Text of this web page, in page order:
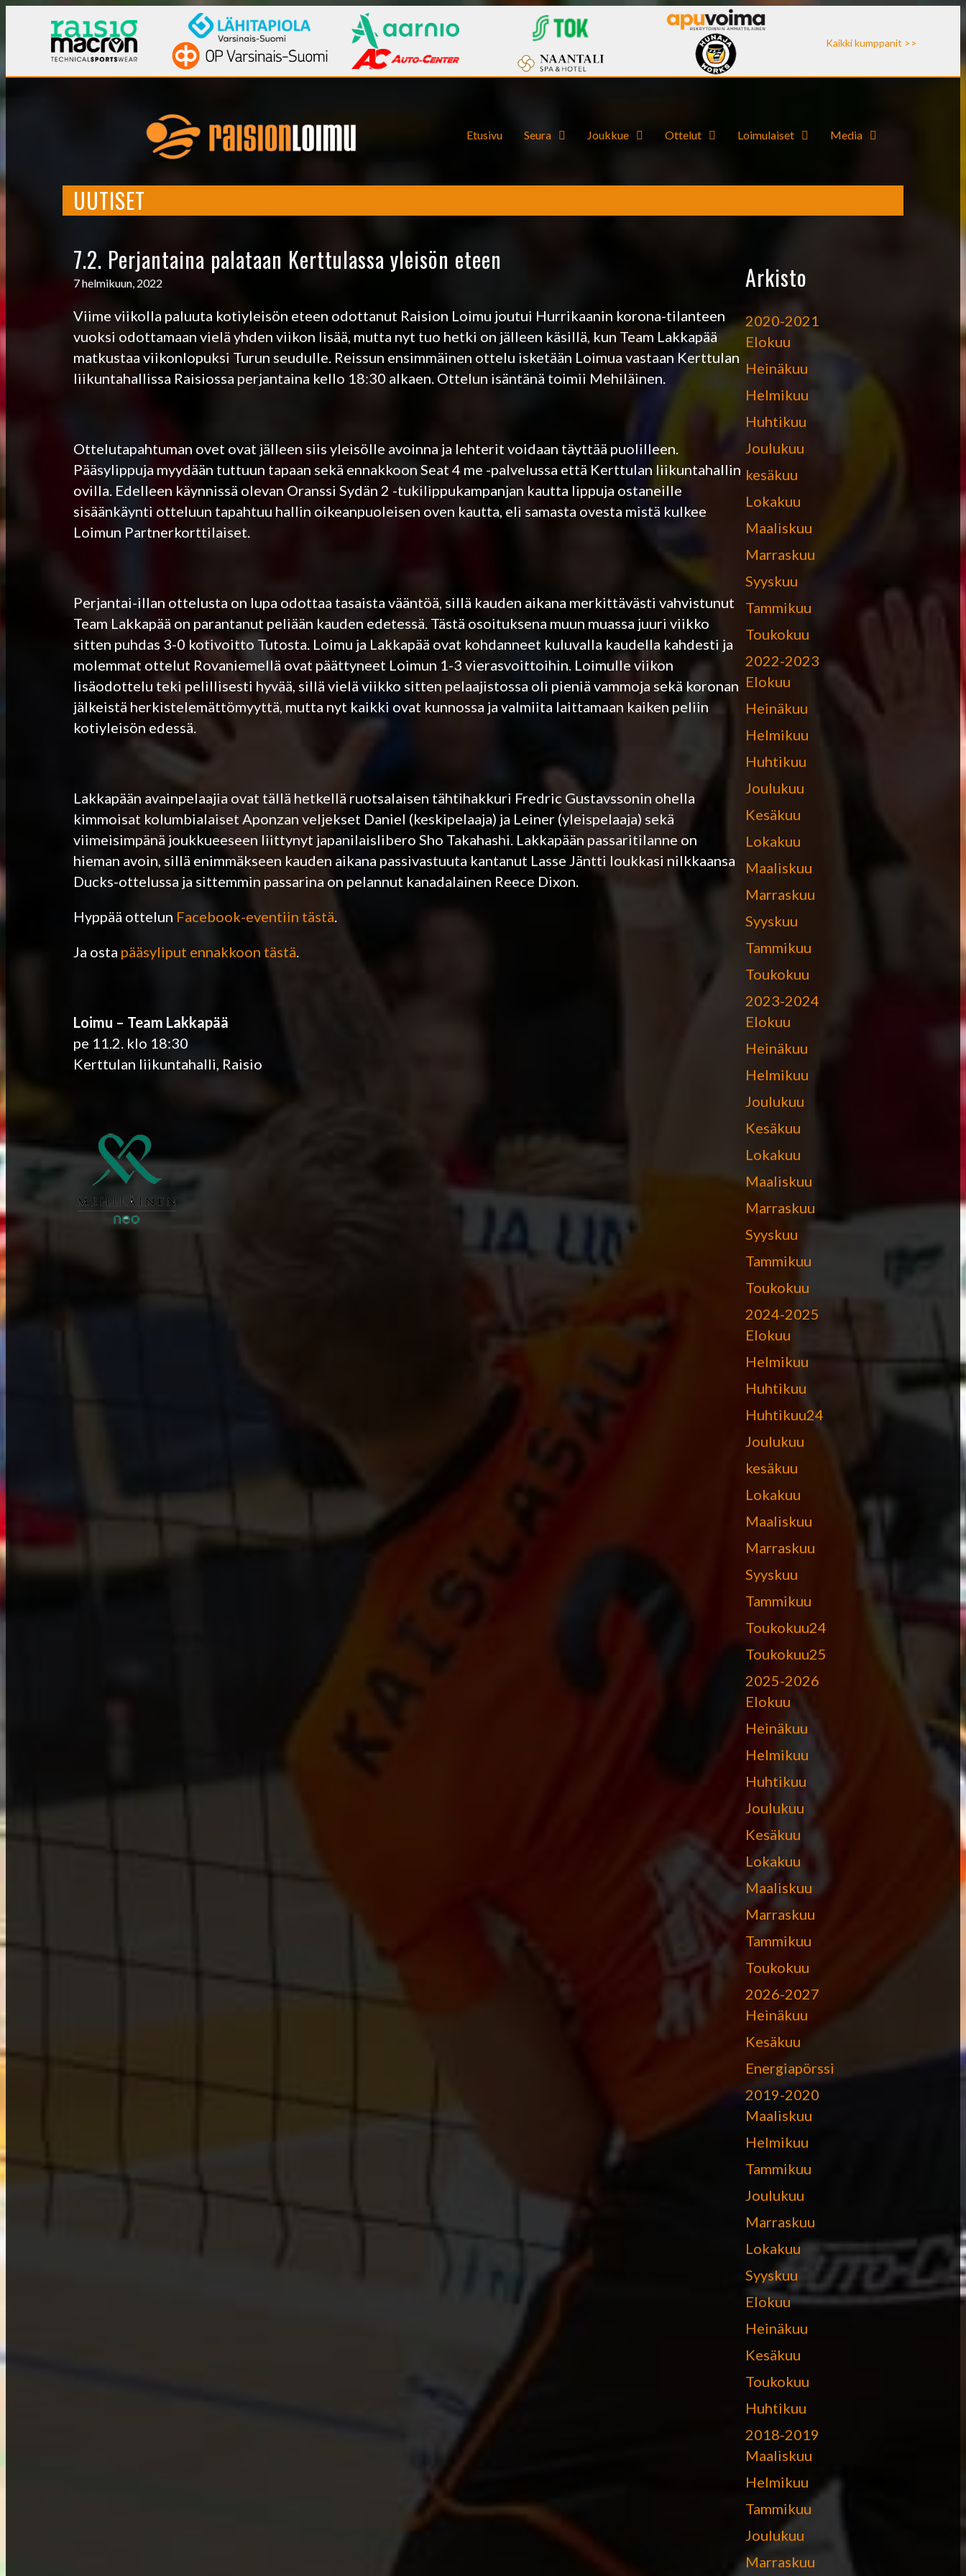
Kaikki kumppanit >>
Etusivu Seura Joukkue Ottelut Loimulaiset Media
UUTISET
7.2. Perjantaina palataan Kerttulassa yleisön eteen
7 helmikuun, 2022
Viime viikolla paluuta kotiyleisön eteen odottanut Raision Loimu joutui Hurrikaanin korona-tilanteen
vuoksi odottamaan vielä yhden viikon lisää, mutta nyt tuo hetki on jälleen käsillä, kun Team Lakkapää
matkustaa viikonlopuksi Turun seudulle. Reissun ensimmäinen ottelu isketään Loimua vastaan Kerttulan
liikuntahallissa Raisiossa perjantaina kello 18:30 alkaen. Ottelun isäntänä toimii Mehiläinen.
Ottelutapahtuman ovet ovat jälleen siis yleisölle avoinna ja lehterit voidaan täyttää puolilleen.
Pääsylippuja myydään tuttuun tapaan sekä ennakkoon Seat 4 me -palvelussa että Kerttulan liikuntahallin
ovilla. Edelleen käynnissä olevan Oranssi Sydän 2 -tukilippukampanjan kautta lippuja ostaneille
sisäänkäynti otteluun tapahtuu hallin oikeanpuoleisen oven kautta, eli samasta ovesta mistä kulkee
Loimun Partnerkorttilaiset.
Perjantai-illan ottelusta on lupa odottaa tasaista vääntöä, sillä kauden aikana merkittävästi vahvistunut
Team Lakkapää on parantanut peliään kauden edetessä. Tästä osoituksena muun muassa juuri viikko
sitten puhdas 3-0 kotivoitto Tutosta. Loimu ja Lakkapää ovat kohdanneet kuluvalla kaudella kahdesti ja
molemmat ottelut Rovaniemellä ovat päättyneet Loimun 1-3 vierasvoittoihin. Loimulle viikon
lisäodottelu teki pelillisesti hyvää, sillä vielä viikko sitten pelaajistossa oli pieniä vammoja sekä koronan
jälkeistä herkistelemättömyyttä, mutta nyt kaikki ovat kunnossa ja valmiita laittamaan kaiken peliin
kotiyleisön edessä.
Lakkapään avainpelaajia ovat tällä hetkellä ruotsalaisen tähtihakkuri Fredric Gustavssonin ohella
kimmoisat kolumbialaiset Aponzan veljekset Daniel (keskipelaaja) ja Leiner (yleispelaaja) sekä
viimeisimpänä joukkueeseen liittynyt japanilaislibero Sho Takahashi. Lakkapään passaritilanne on
hieman avoin, sillä enimmäkseen kauden aikana passivastuuta kantanut Lasse Jäntti loukkasi nilkkaansa
Ducks-ottelussa ja sittemmin passarina on pelannut kanadalainen Reece Dixon.
Hyppää ottelun Facebook-eventiin tästä.
Ja osta pääsyliput ennakkoon tästä.
Loimu – Team Lakkapää
pe 11.2. klo 18:30
Kerttulan liikuntahalli, Raisio
Arkisto
2020-2021
Elokuu
Heinäkuu
Helmikuu
Huhtikuu
Joulukuu
kesäkuu
Lokakuu
Maaliskuu
Marraskuu
Syyskuu
Tammikuu
Toukokuu
2022-2023
Elokuu
Heinäkuu
Helmikuu
Huhtikuu
Joulukuu
Kesäkuu
Lokakuu
Maaliskuu
Marraskuu
Syyskuu
Tammikuu
Toukokuu
2023-2024
Elokuu
Heinäkuu
Helmikuu
Joulukuu
Kesäkuu
Lokakuu
Maaliskuu
Marraskuu
Syyskuu
Tammikuu
Toukokuu
2024-2025
Elokuu
Helmikuu
Huhtikuu
Huhtikuu24
Joulukuu
kesäkuu
Lokakuu
Maaliskuu
Marraskuu
Syyskuu
Tammikuu
Toukokuu24
Toukokuu25
2025-2026
Elokuu
Heinäkuu
Helmikuu
Huhtikuu
Joulukuu
Kesäkuu
Lokakuu
Maaliskuu
Marraskuu
Tammikuu
Toukokuu
2026-2027
Heinäkuu
Kesäkuu
Energiapörssi
2019-2020
Maaliskuu
Helmikuu
Tammikuu
Joulukuu
Marraskuu
Lokakuu
Syyskuu
Elokuu
Heinäkuu
Kesäkuu
Toukokuu
Huhtikuu
2018-2019
Maaliskuu
Helmikuu
Tammikuu
Joulukuu
Marraskuu